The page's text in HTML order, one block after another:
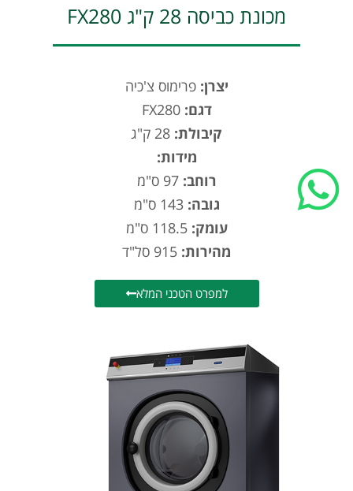
Englishמכונת כביסה 28 ק"ג FX280
יצרן: פרימוס צ'כיה
דגם: FX280
קיבולת:
מידות:
רוחב: 97 ס"מ
גובה: 143 ס"מ
עומק: 118.5 ס"מ
מהירות:
למפרט הטכני המלא